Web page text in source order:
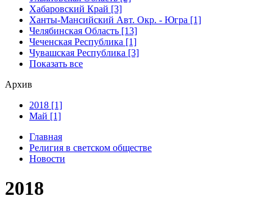
Хабаровский Край [3]
Ханты-Мансийский Авт. Окр. - Югра [1]
Челябинская Область [13]
Чеченская Республика [1]
Чувашская Республика [3]
Показать все
Архив
2018 [1]
Май [1]
Главная
Религия в светском обществе
Новости
2018